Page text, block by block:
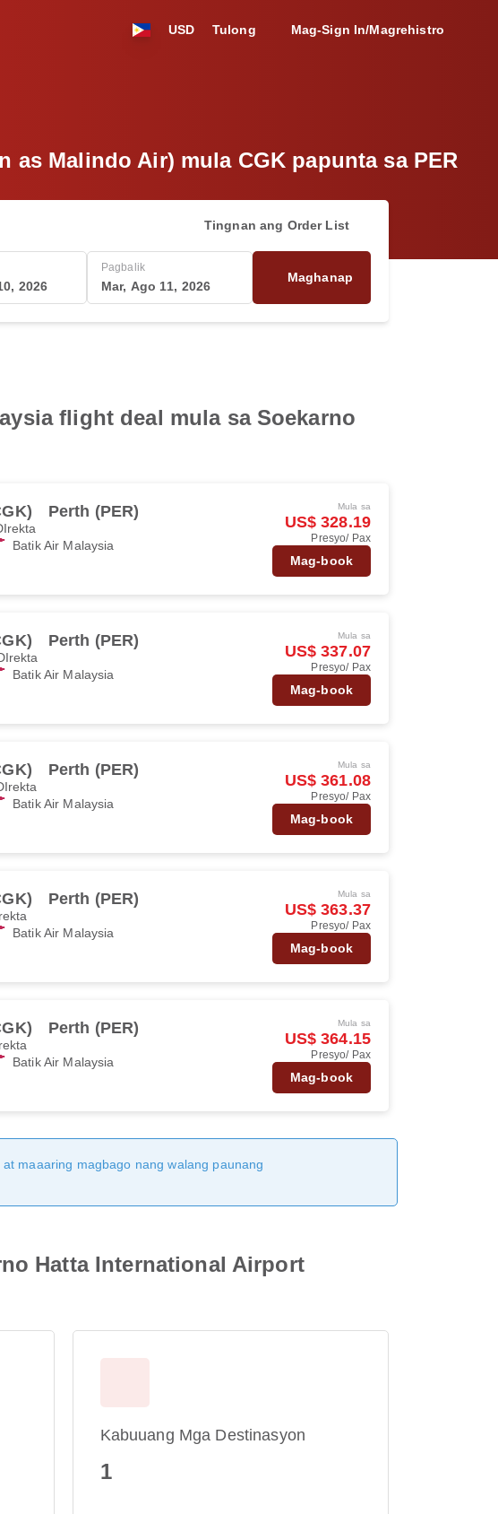
USD Tulong Mag-Sign In/Magrehistro
Malindo Air) mula CGK papunta sa PER
Tingnan ang Order List
2026
Pagbalik
Mar, Ago 11, 2026
Maghanap
flight deal mula sa Soekarno
Perth (PER)
Batik Air Malaysia
Mula sa
US$ 328.19
Presyo/ Pax
Mag-book
Perth (PER)
Batik Air Malaysia
Mula sa
US$ 337.07
Presyo/ Pax
Mag-book
Perth (PER)
Batik Air Malaysia
Mula sa
US$ 361.08
Presyo/ Pax
Mag-book
Perth (PER)
Batik Air Malaysia
Mula sa
US$ 363.37
Presyo/ Pax
Mag-book
Perth (PER)
Batik Air Malaysia
Mula sa
US$ 364.15
Presyo/ Pax
Mag-book
maaaring magbago nang walang paunang
Hatta International Airport
Kabuuang Mga Destinasyon
1